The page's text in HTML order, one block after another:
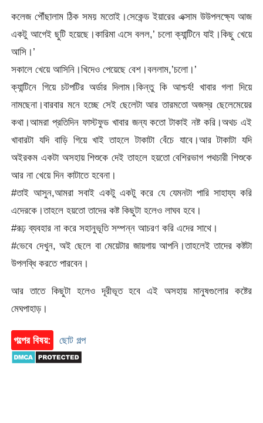
কলেজ পৌঁছালাম ঠিক সময় মতোই।সেকেন্ড ইয়ারের এক্সাম উউপলক্ষ্যে আজ
একটু আগেই ছুটি হয়েছে।কারিমা এসে বলল,’ চলো ক্যান্টিনে যাই।কিছু খেয়ে
আসি।’
সকালে খেয়ে আসিনি।খিদেও পেয়েছে বেশ।বললাম,’চলো।’
ক্যান্টিনে গিয়ে চটপটির অর্ডার দিলাম।কিন্তু কি আশ্চর্য! খাবার গলা দিয়ে
নামছেনা।বারবার মনে হচ্ছে সেই ছেলেটা আর তারমতো অজস্র ছেলেমেয়ের
কথা।আমরা প্রতিদিন ফাস্টফুড খাবার জন্য কতো টাকাই নষ্ট করি।অথচ এই
খাবারটা যদি বাড়ি গিয়ে খাই তাহলে টাকাটা বেঁচে যাবে।আর টাকাটা যদি
অইরকম একটা অসহায় শিশুকে দেই তাহলে হয়তো বেশিরভাগ পথচারী শিশুকে
আর না খেয়ে দিন কাটাতে হবেনা।
#তাই আসুন,আমরা সবাই একটু একটু করে যে যেমনটা পারি সাহায্য করি
এদেরকে।তাহলে হয়তো তাদের কষ্ট কিছুটা হলেও লাঘব হবে।
#রূঢ় ব্যবহার না করে সহানুভূতি সম্পন্ন আচরণ করি এদের সাথে।
#ভেবে দেখুন, অই ছেলে বা মেয়েটার জায়গায় আপনি।তাহলেই তাদের কষ্টটা
উপলব্ধি করতে পারবেন।
আর তাতে কিছুটা হলেও দূরীভূত হবে এই অসহায় মানুষগুলোর কষ্টের
মেঘপাহাড়।
গল্পের বিষয়: ছোট গল্প